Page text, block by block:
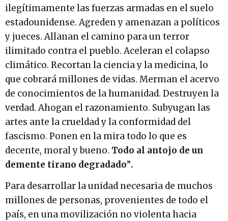
ilegítimamente las fuerzas armadas en el suelo
estadounidense. Agreden y amenazan a políticos
y jueces. Allanan el camino para un terror
ilimitado contra el pueblo. Aceleran el colapso
climático. Recortan la ciencia y la medicina, lo
que cobrará millones de vidas. Merman el acervo
de conocimientos de la humanidad. Destruyen la
verdad. Ahogan el razonamiento. Subyugan las
artes ante la crueldad y la conformidad del
fascismo. Ponen en la mira todo lo que es
decente, moral y bueno. Todo al antojo de un
demente tirano degradado”.
Para desarrollar la unidad necesaria de muchos
millones de personas, provenientes de todo el
país, en una movilización no violenta hacia